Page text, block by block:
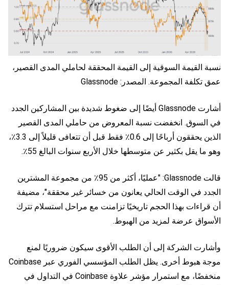
نسبة القيمة السوقية إلى القيمة المحققة لحاملي المدى القصير،
عمق تكلفة المجموعة. المصدر: Glassnode
أشارت Glassnode أيضًا إلى ضغوط شديدة بين المشاركين الجدد
في السوق. انخفضت نسبة المعروض من حاملي المدى القصير
الذين يحققون أرباحًا إلى 0.6٪ فقط قبل أن تتعافى قليلاً إلى 3.3٪،
وهو ما يقل بكثير عن متوسطها خلال الأربع سنوات البالغ 55٪.
قالت Glassnode: "عمليًا، أكثر من 95٪ من مجموعة المشترين
الجدد في الوقت الحالي يعانون من خسائر غير محققة"، مضيفة
أن قراءات بهذا الحجم تاريخيًا تزامنت مع مراحل استسلام تترك
الأسواق عرضة لمزيد من الهبوط.
وأشارت الشركة إلى أن الطلب الأقوى سيكون ضروريًا لمنع
موجة هبوط أخرى. يظل الطلب المؤسسي الفوري عبر Coinbase
منخفضًا، مع استمرار مؤشر علاوة Coinbase في التداول في